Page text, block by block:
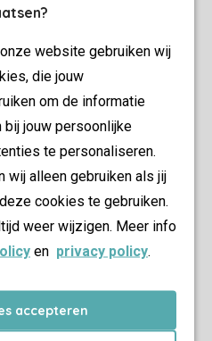
website gebruiken wij
die jouw
om de informatie
bij jouw persoonlijke
te personaliseren.
wij alleen gebruiken als jij
cookies te gebruiken.
weer wijzigen. Meer info
en privacy policy.
accepteren